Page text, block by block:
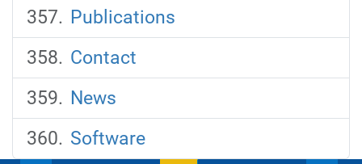
Publications
Contact
News
Software